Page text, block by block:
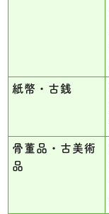
紙幣・古銭
骨董品・古美術
品